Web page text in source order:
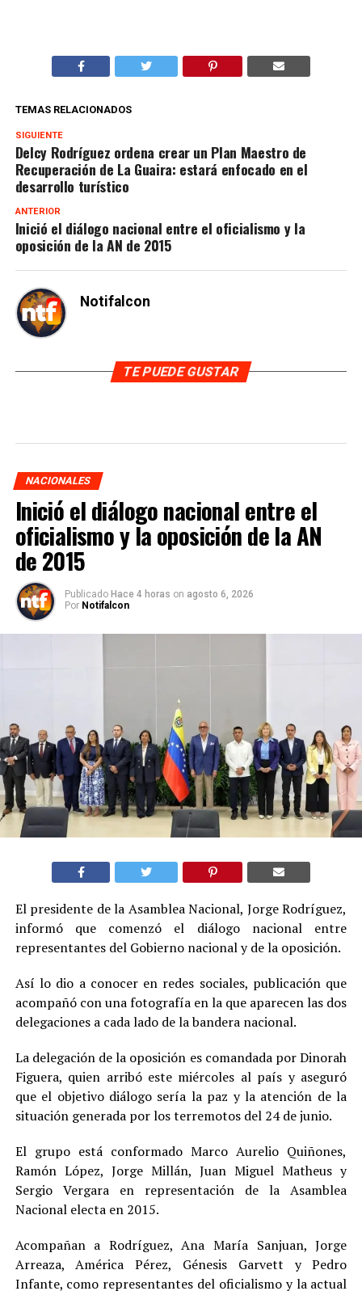
TEMAS RELACIONADOS
SIGUIENTE
Delcy Rodríguez ordena crear un Plan Maestro de
Recuperación de La Guaira: estará enfocado en el
desarrollo turístico
ANTERIOR
Inició el diálogo nacional entre el oficialismo y la
oposición de la AN de 2015
Notifalcon
TE PUEDE GUSTAR
NACIONALES
Inició el diálogo nacional entre el
oficialismo y la oposición de la AN
de 2015
Publicado Hace 4 horas on agosto 6, 2026
Por Notifalcon
El presidente de la Asamblea Nacional, Jorge Rodríguez,
informó que comenzó el diálogo nacional entre
representantes del Gobierno nacional y de la oposición.
Así lo dio a conocer en redes sociales, publicación que
acompañó con una fotografía en la que aparecen las dos
delegaciones a cada lado de la bandera nacional.
La delegación de la oposición es comandada por Dinorah
Figuera, quien arribó este miércoles al país y aseguró
que el objetivo diálogo sería la paz y la atención de la
situación generada por los terremotos del 24 de junio.
El grupo está conformado Marco Aurelio Quiñones,
Ramón López, Jorge Millán, Juan Miguel Matheus y
Sergio Vergara en representación de la Asamblea
Nacional electa en 2015.
Acompañan a Rodríguez, Ana María Sanjuan, Jorge
Arreaza, América Pérez, Génesis Garvett y Pedro
Infante, como representantes del oficialismo y la actual